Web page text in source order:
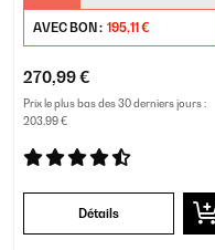
AVEC BON : 195,11 €
270,99 €
Prix le plus bas des 30 derniers jours :
203,99 €
Détails